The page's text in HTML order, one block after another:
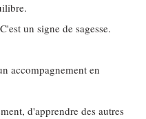
un signe de sagesse.
accompagnement en
d'apprendre des autres